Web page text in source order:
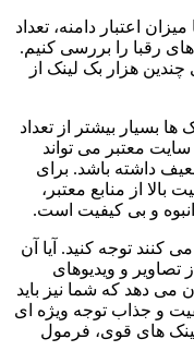
اعتبار دامنه، تعداد
رقبا را بررسی کنیم.
هزار بک لینک از
بسیار بیشتر از تعداد
معتبر می تواند
داشته باشد. برای
از منابع معتبر،
و بی کیفیت است.
کنند توجه کنید. آیا آن
تصاویر و ویدیوهای
می دهد که شما نیز باید
و جذاب توجه ویژه ای
های قوی، فرمول